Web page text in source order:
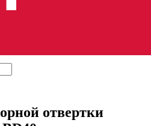
отвертки